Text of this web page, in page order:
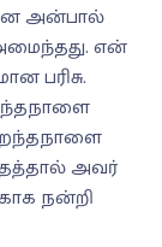
அன்பால்
என்
பரிசு.
அவர்
நன்றி